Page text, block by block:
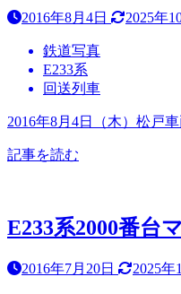
2016年8月4日 2025年
鉄道写真
E233系
回送列車
2016年8月4日（木）松戸
記事を読む
E233系2000番台
2016年7月20日 2025年